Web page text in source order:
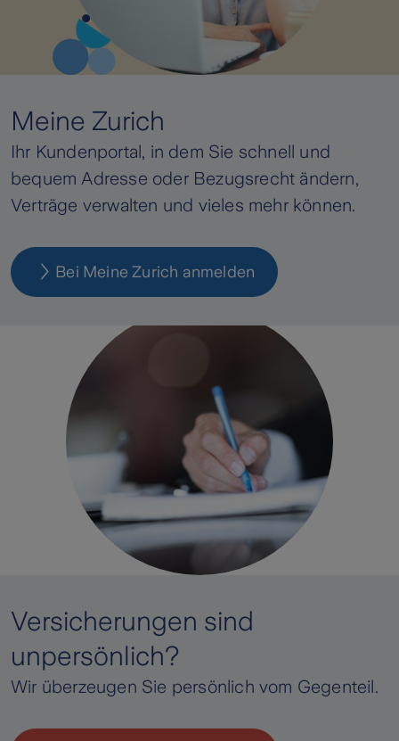
Meine Zurich
Ihr Kundenportal, in dem Sie schnell und
bequem Adresse oder Bezugsrecht ändern,
Verträge verwalten und vieles mehr können.
Bei Meine Zurich anmelden
Versicherungen sind
unpersönlich?
Wir überzeugen Sie persönlich vom Gegenteil.